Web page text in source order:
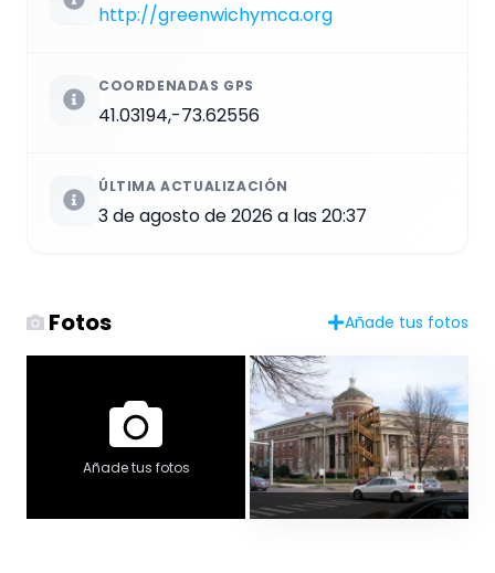
http://greenwichymca.org
COORDENADAS GPS
41.03194,-73.62556
ÚLTIMA ACTUALIZACIÓN
3 de agosto de 2026 a las 20:37
Fotos Añade tus fotos
Añade tus fotos